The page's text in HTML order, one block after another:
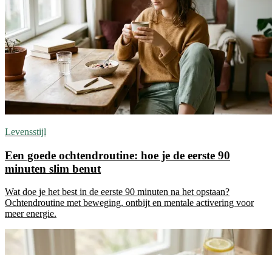
Levensstijl
Een goede ochtendroutine: hoe je de eerste 90
minuten slim benut
Wat doe je het best in de eerste 90 minuten na het opstaan?
Ochtendroutine met beweging, ontbijt en mentale activering voor
meer energie.